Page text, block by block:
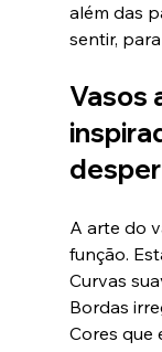
além das
sentir,
Vasos
A arte do
função.
Curvas
Bordas
Cores que